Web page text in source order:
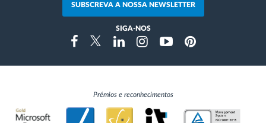
SUBSCREVA A NOSSA NEWSLETTER
SIGA-NOS
FacebookTwitterLinkedinInstragramYoutubePinterest
Prémios e reconhecimentos